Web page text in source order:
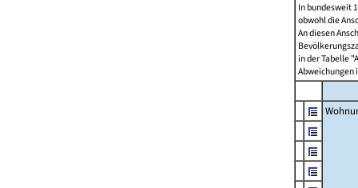
In bundesweit
obwohl die
An diesen
in der Tabelle
Abweichungen